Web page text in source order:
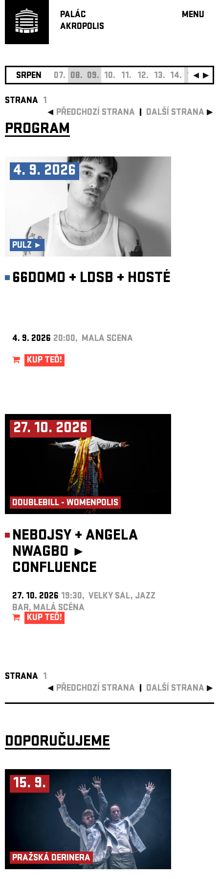
PALÁC
AKROPOLIS
MENU
JAZZ
HUDBA
SRPEN 07. 08. 09. 10. 11. 12. 13. 14. 15. 16.
STRANA 1
PŘEDCHOZÍ STRANA
DALŠÍ STRANA
PROGRAM
4. 9. 2026
PULZ ►
66DOMO + LDSB + HOSTÉ
4. 9. 2026 20:00, MALÁ SCÉNA
KUP TEĎ!
27. 10. 2026
DOUBLEBILL - WOMENPOLIS
NEBOJSY + ANGELA
NWAGBO ►
CONFLUENCE
27. 10. 2026 19:30, VELKÝ SÁL, JAZZ
BAR, MALÁ SCÉNA
KUP TEĎ!
STRANA 1
PŘEDCHOZÍ STRANA
DALŠÍ STRANA
DOPORUČUJEME
15. 9.
PRAŽSKÁ DERINERA